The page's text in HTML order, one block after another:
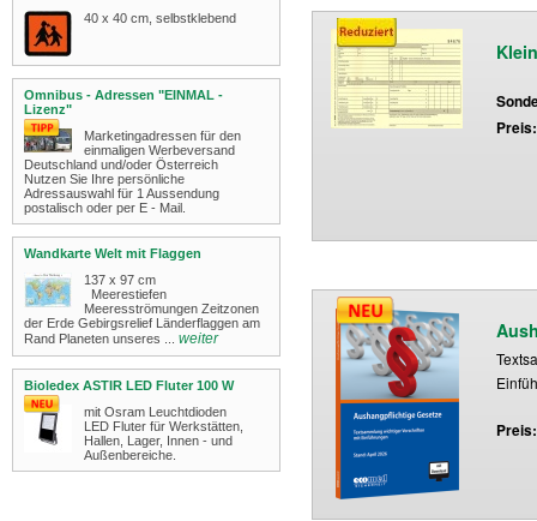
40 x 40 cm, selbstklebend
Omnibus - Adressen "EINMAL -
Lizenz"
Marketingadressen für den
einmaligen Werbeversand
Deutschland und/oder Österreich
Nutzen Sie Ihre persönliche
Adressauswahl für 1 Aussendung
postalisch oder per E - Mail.
Wandkarte Welt mit Flaggen
137 x 97 cm
Meerestiefen
Meeresströmungen Zeitzonen
der Erde Gebirgsrelief Länderflaggen am
Rand Planeten unseres ...
weiter
Bioledex ASTIR LED Fluter 100 W
mit Osram Leuchtdioden
LED Fluter für Werkstätten,
Hallen, Lager, Innen - und
Außenbereiche.​